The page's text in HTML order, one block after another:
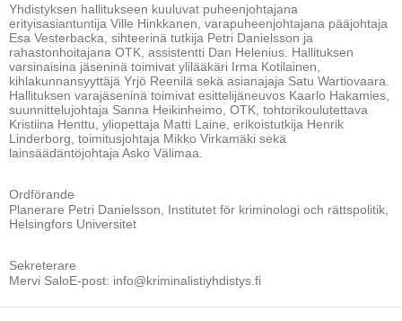
Yhdistyksen hallitukseen kuuluvat puheenjohtajana
erityisasiantuntija Ville Hinkkanen, varapuheenjohtajana pääjohtaja
Esa Vesterbacka, sihteerinä tutkija Petri Danielsson ja
rahastonhoitajana OTK, assistentti Dan Helenius. Hallituksen
varsinaisina jäseninä toimivat ylilääkäri Irma Kotilainen,
kihlakunnansyyttäjä Yrjö Reenilä sekä asianajaja Satu Wartiovaara.
Hallituksen varajäseninä toimivat esittelijäneuvos Kaarlo Hakamies,
suunnittelujohtaja Sanna Heikinheimo, OTK, tohtorikoulutettava
Kristiina Henttu, yliopettaja Matti Laine, erikoistutkija Henrik
Linderborg, toimitusjohtaja Mikko Virkamäki sekä
lainsäädäntöjohtaja Asko Välimaa.
Ordförande
Planerare Petri Danielsson, Institutet för kriminologi och rättspolitik,
Helsingfors Universitet
Sekreterare
Mervi SaloE-post: info@kriminalistiyhdistys.fi